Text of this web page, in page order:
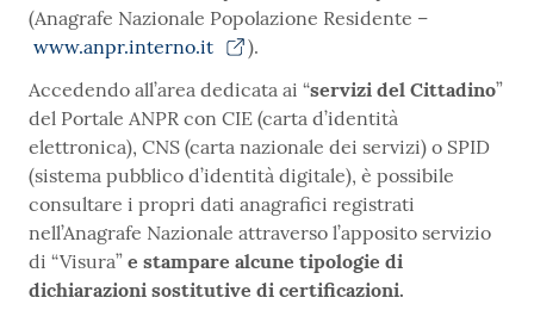
(Anagrafe Nazionale Popolazione Residente –
www.anpr.interno.it
).
Accedendo all’area dedicata ai “servizi del Cittadino”
del Portale ANPR con CIE (carta d’identità
elettronica), CNS (carta nazionale dei servizi) o SPID
(sistema pubblico d’identità digitale), è possibile
consultare i propri dati anagrafici registrati
nell’Anagrafe Nazionale attraverso l’apposito servizio
di “Visura” e stampare alcune tipologie di
dichiarazioni sostitutive di certificazioni.